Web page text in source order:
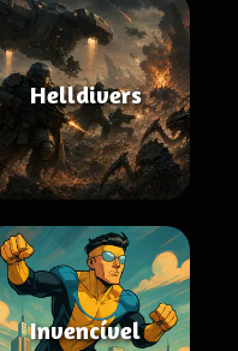
Helldivers
Invencível